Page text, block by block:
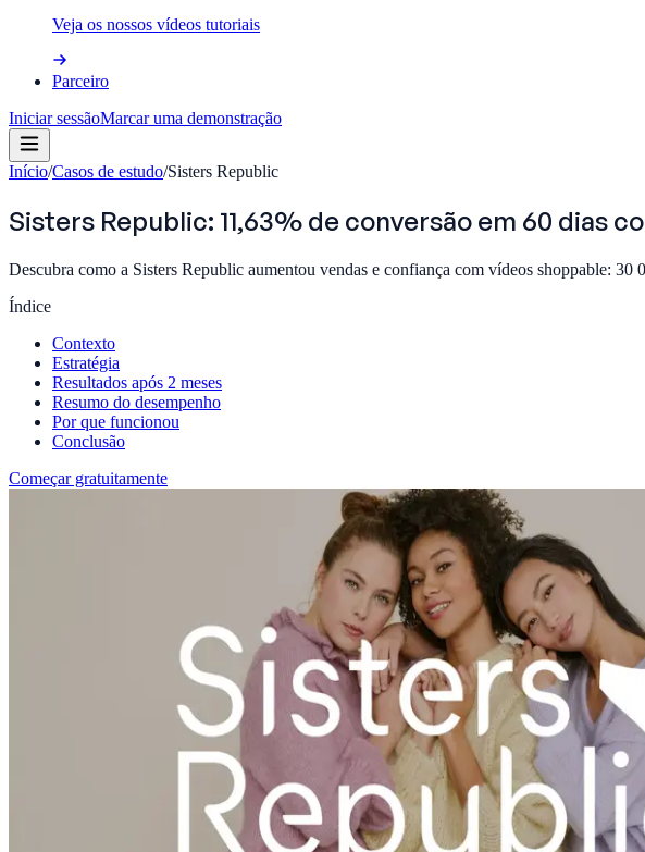
Veja os nossos vídeos tutoriais
Parceiro
Iniciar sessãoMarcar uma demonstração
Início/Casos de estudo/Sisters Republic
Sisters Republic: 11,63% de conversão em 60 dias
Descubra como a Sisters Republic aumentou vendas e confiança com vídeos shoppable:
Índice
Contexto
Estratégia
Resultados após 2 meses
Resumo do desempenho
Por que funcionou
Conclusão
Começar gratuitamente